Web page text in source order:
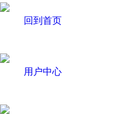
回到首页
用户中心